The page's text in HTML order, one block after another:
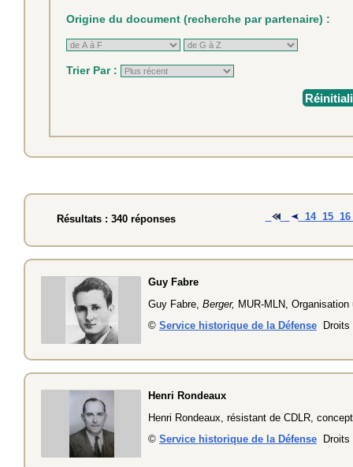
Origine du document (recherche par partenaire) :
Trier Par :
14 15 16
Résultats : 340 réponses
Guy Fabre
Guy Fabre, Berger, MUR-MLN,
© Service historique de la Défense Droits
Henri Rondeaux
Henri Rondeaux, résistant de CDLR,
© Service historique de la Défense Droits